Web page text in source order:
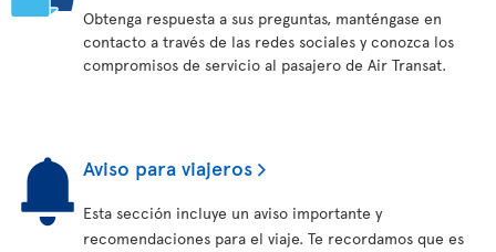
Obtenga respuesta a sus preguntas, manténgase en
contacto a través de las redes sociales y conozca los
compromisos de servicio al pasajero de Air Transat.
Aviso para viajeros
Esta sección incluye un aviso importante y
recomendaciones para el viaje. Te recordamos que es